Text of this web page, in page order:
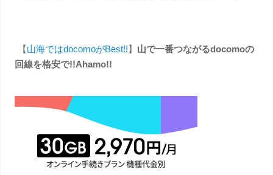
【山海ではdocomoがBest!!】 山で一番つながるdocomoの
回線を格安で!!Ahamo!!